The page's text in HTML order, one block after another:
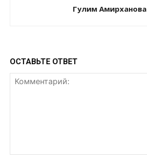
Гулим Амирханова
ОСТАВЬТЕ ОТВЕТ